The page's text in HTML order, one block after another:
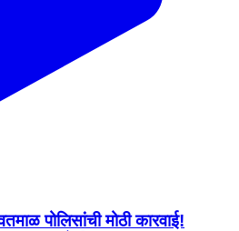
पोलिसांची मोठी कारवाई!